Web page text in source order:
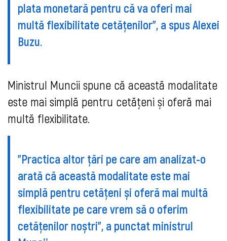
plata monetară pentru că va oferi mai
multă flexibilitate cetățenilor", a spus Alexei
Buzu.
Ministrul Muncii spune că această modalitate
este mai simplă pentru cetățeni și oferă mai
multă flexibilitate.
"Practica altor țări pe care am analizat-o
arată că această modalitate este mai
simplă pentru cetățeni și oferă mai multă
flexibilitate pe care vrem să o oferim
cetățenilor noștri", a punctat ministrul